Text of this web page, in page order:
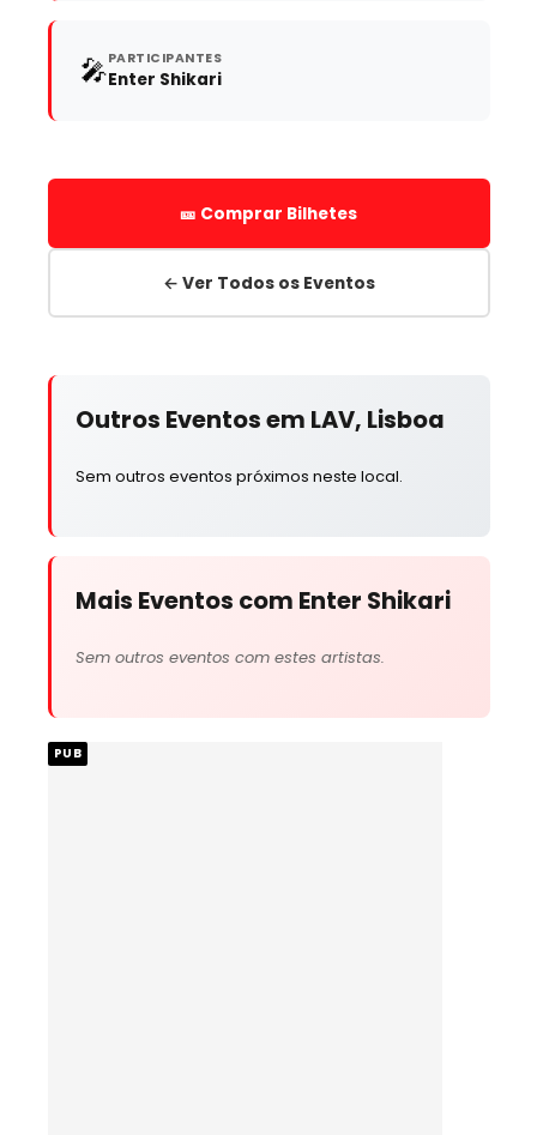
🎤PARTICIPANTES
Enter Shikari
🎫 Comprar Bilhetes
← Ver Todos os Eventos
Outros Eventos em LAV, Lisboa
Sem outros eventos próximos neste local.
Mais Eventos com Enter Shikari
Sem outros eventos com estes artistas.
PUB